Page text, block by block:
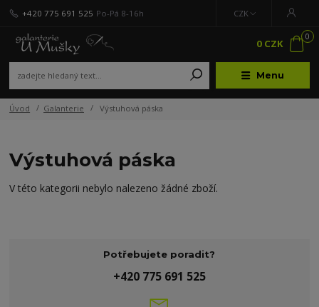
Menu
CZK
+420 775 691 525 Po-Pá 8-16h
0
0 CZK
Úvod Galanterie Výstuhová páska
Výstuhová páska
V této kategorii nebylo nalezeno žádné zboží.
Potřebujete poradit?
+420 775 691 525